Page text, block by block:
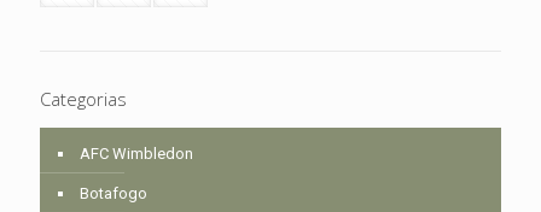
Categorias
AFC Wimbledon
Botafogo